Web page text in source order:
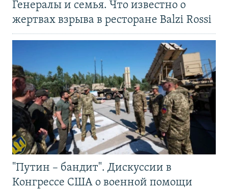
Генералы и семья. Что известно о
жертвах взрыва в ресторане Balzi Rossi
"Путин – бандит". Дискуссии в
Конгрессе США о военной помощи